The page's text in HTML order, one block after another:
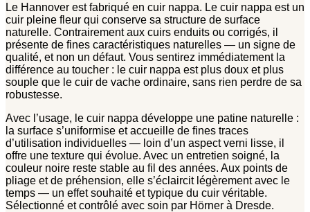
Le Hannover est fabriqué en cuir nappa. Le cuir nappa est un
cuir pleine fleur qui conserve sa structure de surface
naturelle. Contrairement aux cuirs enduits ou corrigés, il
présente de fines caractéristiques naturelles — un signe de
qualité, et non un défaut. Vous sentirez immédiatement la
différence au toucher : le cuir nappa est plus doux et plus
souple que le cuir de vache ordinaire, sans rien perdre de sa
robustesse.
Avec l’usage, le cuir nappa développe une patine naturelle :
la surface s’uniformise et accueille de fines traces
d’utilisation individuelles — loin d’un aspect verni lisse, il
offre une texture qui évolue. Avec un entretien soigné, la
couleur noire reste stable au fil des années. Aux points de
pliage et de préhension, elle s’éclaircit légèrement avec le
temps — un effet souhaité et typique du cuir véritable.
Sélectionné et contrôlé avec soin par Hörner à Dresde.